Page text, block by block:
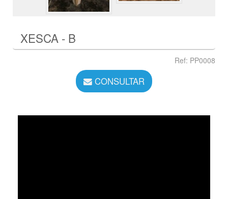
XESCA - B
Ref: PP0008
CONSULTAR